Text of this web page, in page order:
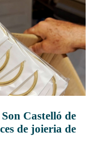
Castelló de
de joieria de